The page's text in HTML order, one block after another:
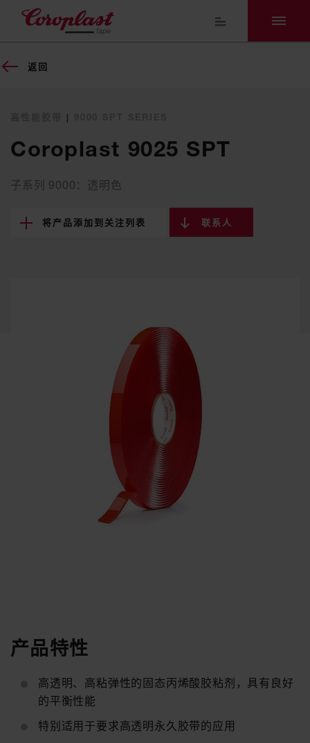
返回
|
Coroplast 9025 SPT
子系列 9000：透明色
将产品添加到关注列表 联系人
产品特性
高透明、高粘弹性的固态丙烯酸胶粘剂，具有良好
的平衡性能
特别适用于要求高透明永久胶带的应用